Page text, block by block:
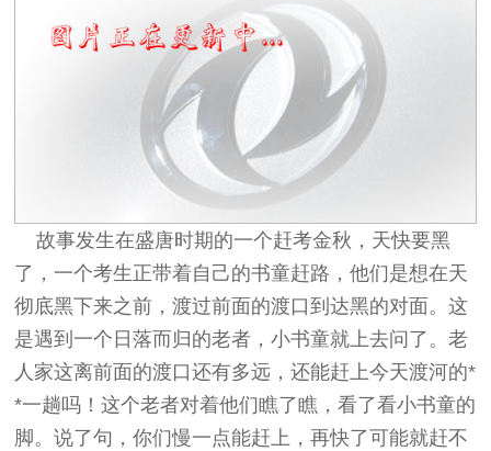
故事发生在盛唐时期的一个赶考金秋，天快要黑
了，一个考生正带着自己的书童赶路，他们是想在天
彻底黑下来之前，渡过前面的渡口到达黑的对面。这
是遇到一个日落而归的老者，小书童就上去问了。老
人家这离前面的渡口还有多远，还能赶上今天渡河的*
*一趟吗！这个老者对着他们瞧了瞧，看了看小书童的
脚。说了句，你们慢一点能赶上，再快了可能就赶不